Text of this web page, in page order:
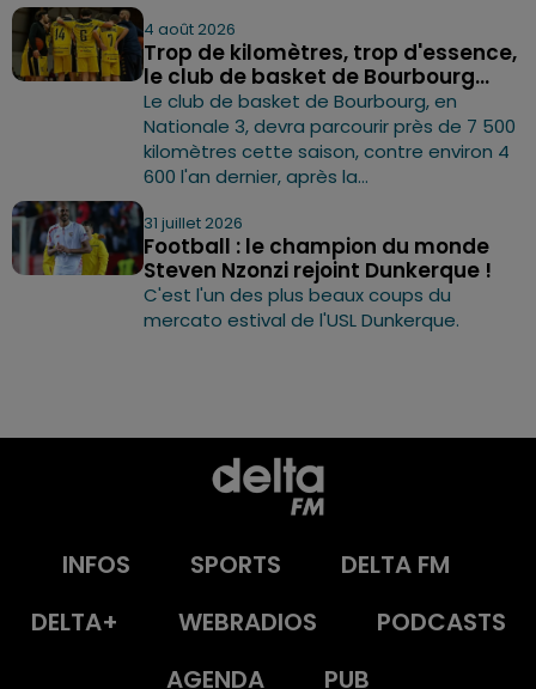
4 août 2026
Trop de kilomètres, trop d'essence,
le club de basket de Bourbourg...
Le club de basket de Bourbourg, en
Nationale 3, devra parcourir près de 7 500
kilomètres cette saison, contre environ 4
600 l'an dernier, après la...
31 juillet 2026
Football : le champion du monde
Steven Nzonzi rejoint Dunkerque !
C'est l'un des plus beaux coups du
mercato estival de l'USL Dunkerque.
INFOS SPORTS
DELTA FM
DELTA+
WEBRADIOS
PODCASTS
AGENDA
PUB